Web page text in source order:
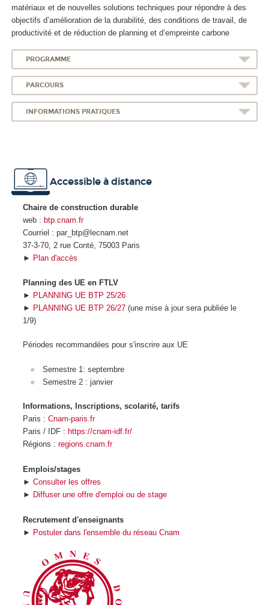
matériaux et de nouvelles solutions techniques pour répondre à des
objectifs d’amélioration de la durabilité, des conditions de travail, de
productivité et de réduction de planning et d’empreinte carbone
PROGRAMME
PARCOURS
INFORMATIONS PRATIQUES
Accessible à distance
Chaire de construction durable
web : btp.cnam.fr
Courriel : par_btp@lecnam.net
37-3-70, 2 rue Conté, 75003 Paris
► Plan d'accès
Planning des UE en FTLV
► PLANNING UE BTP 25/26
► PLANNING UE BTP 26/27 (une mise à jour sera publiée le
1/9)
Périodes recommandées pour s'inscrire aux UE
Semestre 1: septembre
Semestre 2 : janvier
Informations, Inscriptions, scolarité, tarifs
Paris : Cnam-paris.fr
Paris / IDF : https://cnam-idf.fr/
Régions : regions.cnam.fr
Emplois/stages
► Consulter les offres
► Diffuser une offre d'emploi ou de stage
Recrutement d'enseignants
► Postuler dans l'ensemble du réseau Cnam